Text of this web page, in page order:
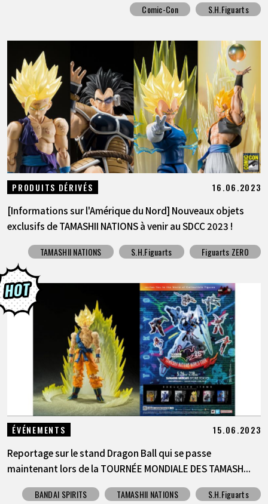
Comic-Con S.H.Figuarts
PRODUITS DÉRIVÉS 16.06.2023
[Informations sur l'Amérique du Nord] Nouveaux objets
exclusifs de TAMASHII NATIONS à venir au SDCC 2023 !
TAMASHII NATIONS S.H.Figuarts Figuarts ZERO
ÉVÉNEMENTS 15.06.2023
Reportage sur le stand Dragon Ball qui se passe
maintenant lors de la TOURNÉE MONDIALE DES TAMASH...
BANDAI SPIRITS TAMASHII NATIONS
S.H.Figuarts